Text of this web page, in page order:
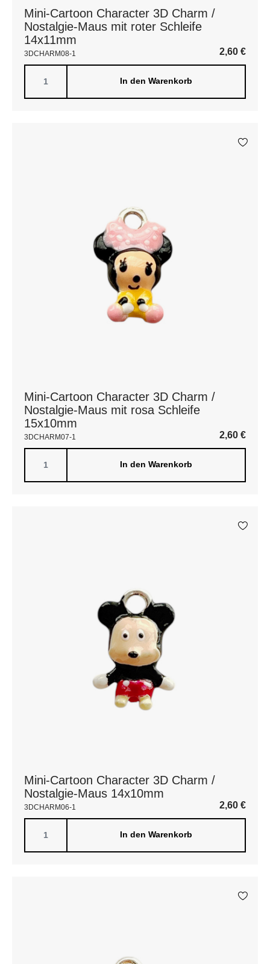
Mini-Cartoon Character 3D Charm /
Nostalgie-Maus mit roter Schleife
14x11mm
3DCHARM08-1 2,60 €
In den Warenkorb
Mini-Cartoon Character 3D Charm /
Nostalgie-Maus mit rosa Schleife
15x10mm
3DCHARM07-1 2,60 €
In den Warenkorb
Mini-Cartoon Character 3D Charm /
Nostalgie-Maus 14x10mm
3DCHARM06-1 2,60 €
In den Warenkorb